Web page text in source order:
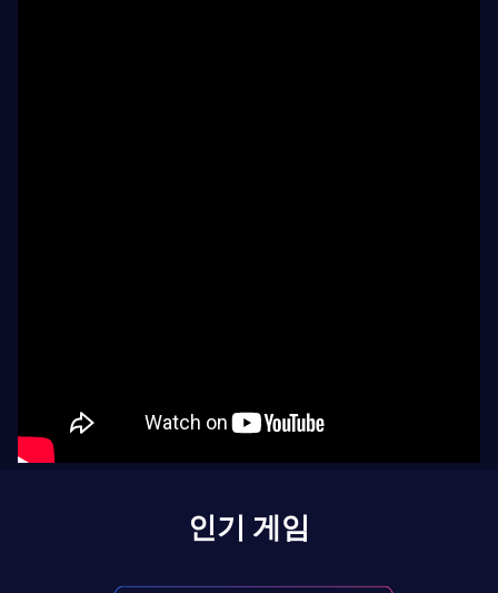
인기 게임